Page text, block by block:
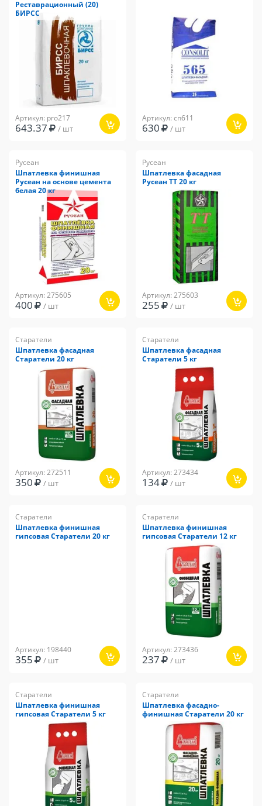
Реставрационный (20)
БИРСС
Артикул: pro217
643.37 / шт
Артикул: cn611
630 / шт
Русеан
Шпатлевка финишная
Русеан на основе цемента
белая 20 кг
Артикул: 275605
400 / шт
Русеан
Шпатлевка фасадная
Русеан ТТ 20 кг
Артикул: 275603
255 / шт
Старатели
Шпатлевка фасадная
Старатели 20 кг
Артикул: 272511
350 / шт
Старатели
Шпатлевка фасадная
Старатели 5 кг
Артикул: 273434
134 / шт
Старатели
Шпатлевка финишная
гипсовая Старатели 20 кг
Артикул: 198440
355 / шт
Старатели
Шпатлевка финишная
гипсовая Старатели 12 кг
Артикул: 273436
237 / шт
Старатели
Шпатлевка финишная
гипсовая Старатели 5 кг
Старатели
Шпатлевка фасадно-
финишная Старатели 20 кг